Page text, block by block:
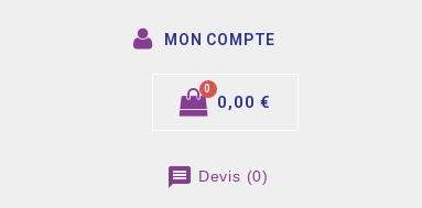
MON COMPTE
0,00 €
message Devis (0)